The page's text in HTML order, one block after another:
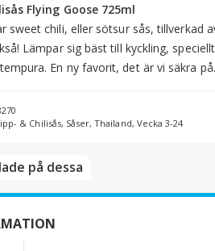
Flying Goose 725ml
sweet chili, eller sötsur sås, tillverkad
Lämpar sig bäst till kyckling,
En ny favorit, det är vi säkra
& Chilisås, Såser,Thailand, Vecka 3-24
på dessa​